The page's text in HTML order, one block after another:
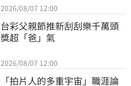
2026/08/07 12:00
台彩父親節推新刮刮樂千萬頭
獎超「爸」氣
2026/08/07 12:00
「拍片人的多重宇宙」職涯論